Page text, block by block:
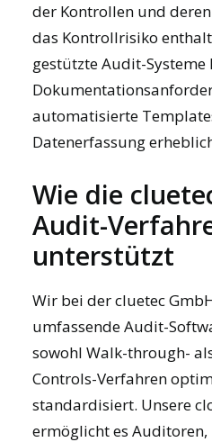
der Kontrollen und
das Kontrollrisiko
gestützte Audit-Systeme
automatisierte
Datenerfassung
Wie die
Audit-
unterstützt
Wir bei der cluetec
umfassendeAudit-
sowohl Walk-through-
Controls-Verfahren
standardisiert. Unsere
ermöglicht es Auditoren,